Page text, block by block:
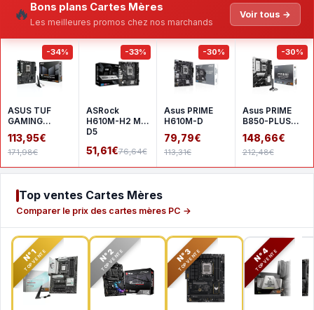
🔥 Bons plans Cartes Mères
Les meilleures promos chez nos marchands
Voir tous →
-34%
ASUS TUF
GAMING
A620AM-
PLUS WIFI
113,95€
171,98€
-33%
ASRock
H610M-H2 M.2
D5
51,61€76,64€
-30%
Asus PRIME
H610M-D
79,79€
113,31€
-30%
Asus PRIME
B850-PLUS
WIFI
148,66€
212,48€
Top ventes Cartes Mères
Comparer le prix des cartes mères PC →
N°1
TOP VENTE N°2
TOP VENTE N°3
TOP VENTE N°4
TOP VENTE